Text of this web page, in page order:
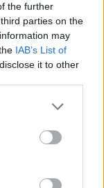
the further
parties on the
may
IAB’s List of
it to other
more Google
may click to
party tags to
below Google